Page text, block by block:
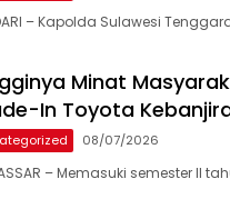
– Kapolda Sulawesi Tenggara
Minat
In Toyota
08/07/2026
– Memasuki semester II